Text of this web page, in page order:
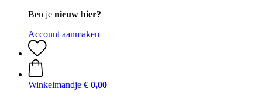
Ben je nieuw hier?
Account aanmaken
Winkelmandje € 0,00